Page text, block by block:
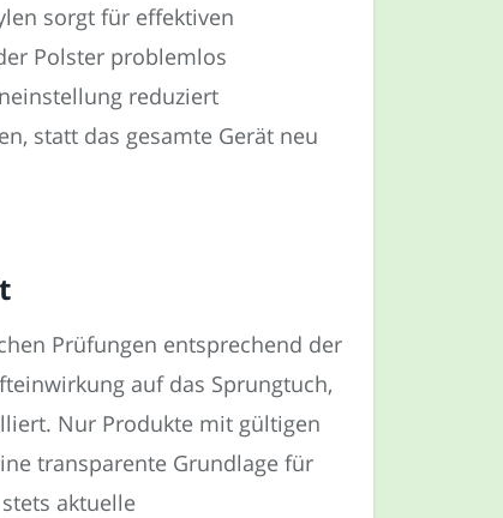
sorgt für effektiven
Polster problemlos
reduziert
statt das gesamte Gerät neu
Prüfungen entsprechend der
auf das Sprungtuch,
Nur Produkte mit gültigen
transparente Grundlage für
aktuelle